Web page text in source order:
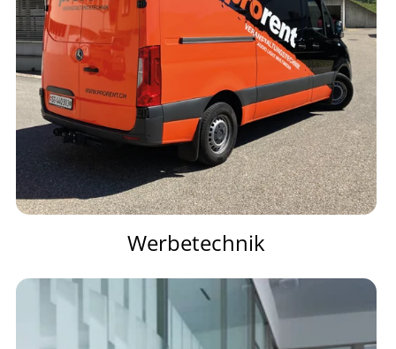
Werbetechnik